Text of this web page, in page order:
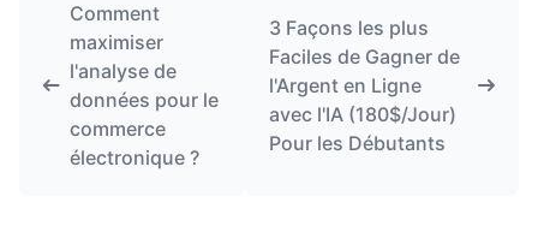
Comment
maximiser
l'analyse de
données pour le
commerce
électronique ?
3 Façons les plus
Faciles de Gagner de
l'Argent en Ligne
avec l'IA (180$/Jour)
Pour les Débutants